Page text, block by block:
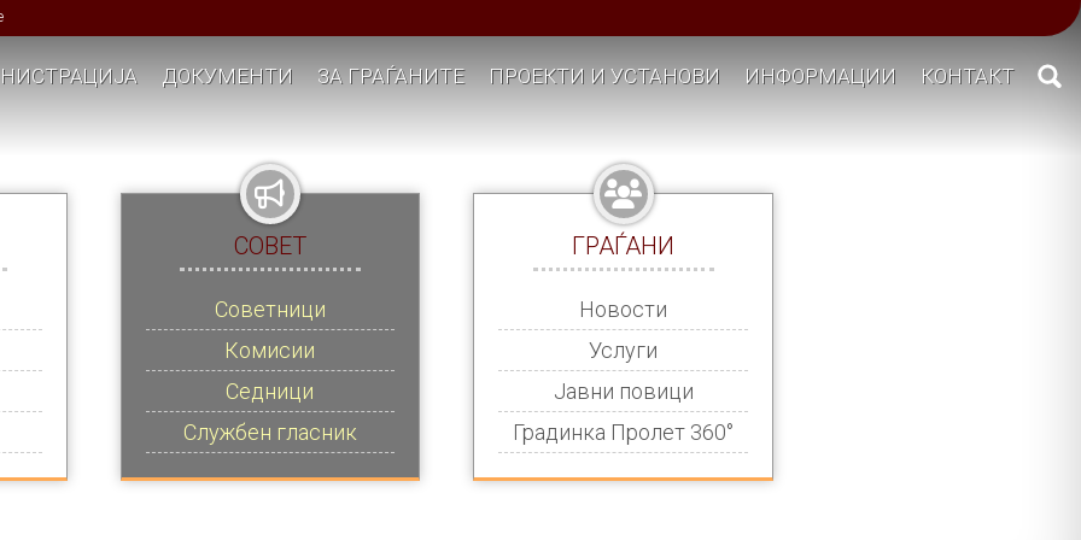
ДОКУМЕНТИ ЗА ГРАЃАНИТЕ ПРОЕКТИ И УСТАНОВИ ИНФОРМАЦИИ КОНТАКТ
СОВЕТ
Советници
Комисии
Седници
Службен гласник
ГРАЃАНИ
Новости
Услуги
Јавни повици
Градинка Пролет 360°